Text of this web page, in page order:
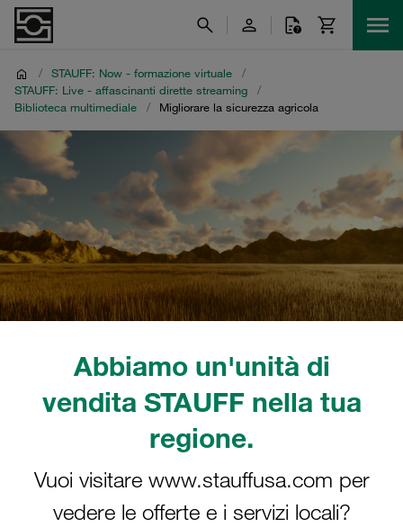
Abbiamo un'unità di
vendita STAUFF nella tua
regione.
Vuoi visitare www.stauffusa.com per
vedere le offerte e i servizi locali?
/ STAUFF: Now - formazione virtuale
/
STAUFF: Live - affascinanti dirette streaming
/
Biblioteca multimediale
/ Migliorare la sicurezza agricola
Migliorare la sicurezza
agricola